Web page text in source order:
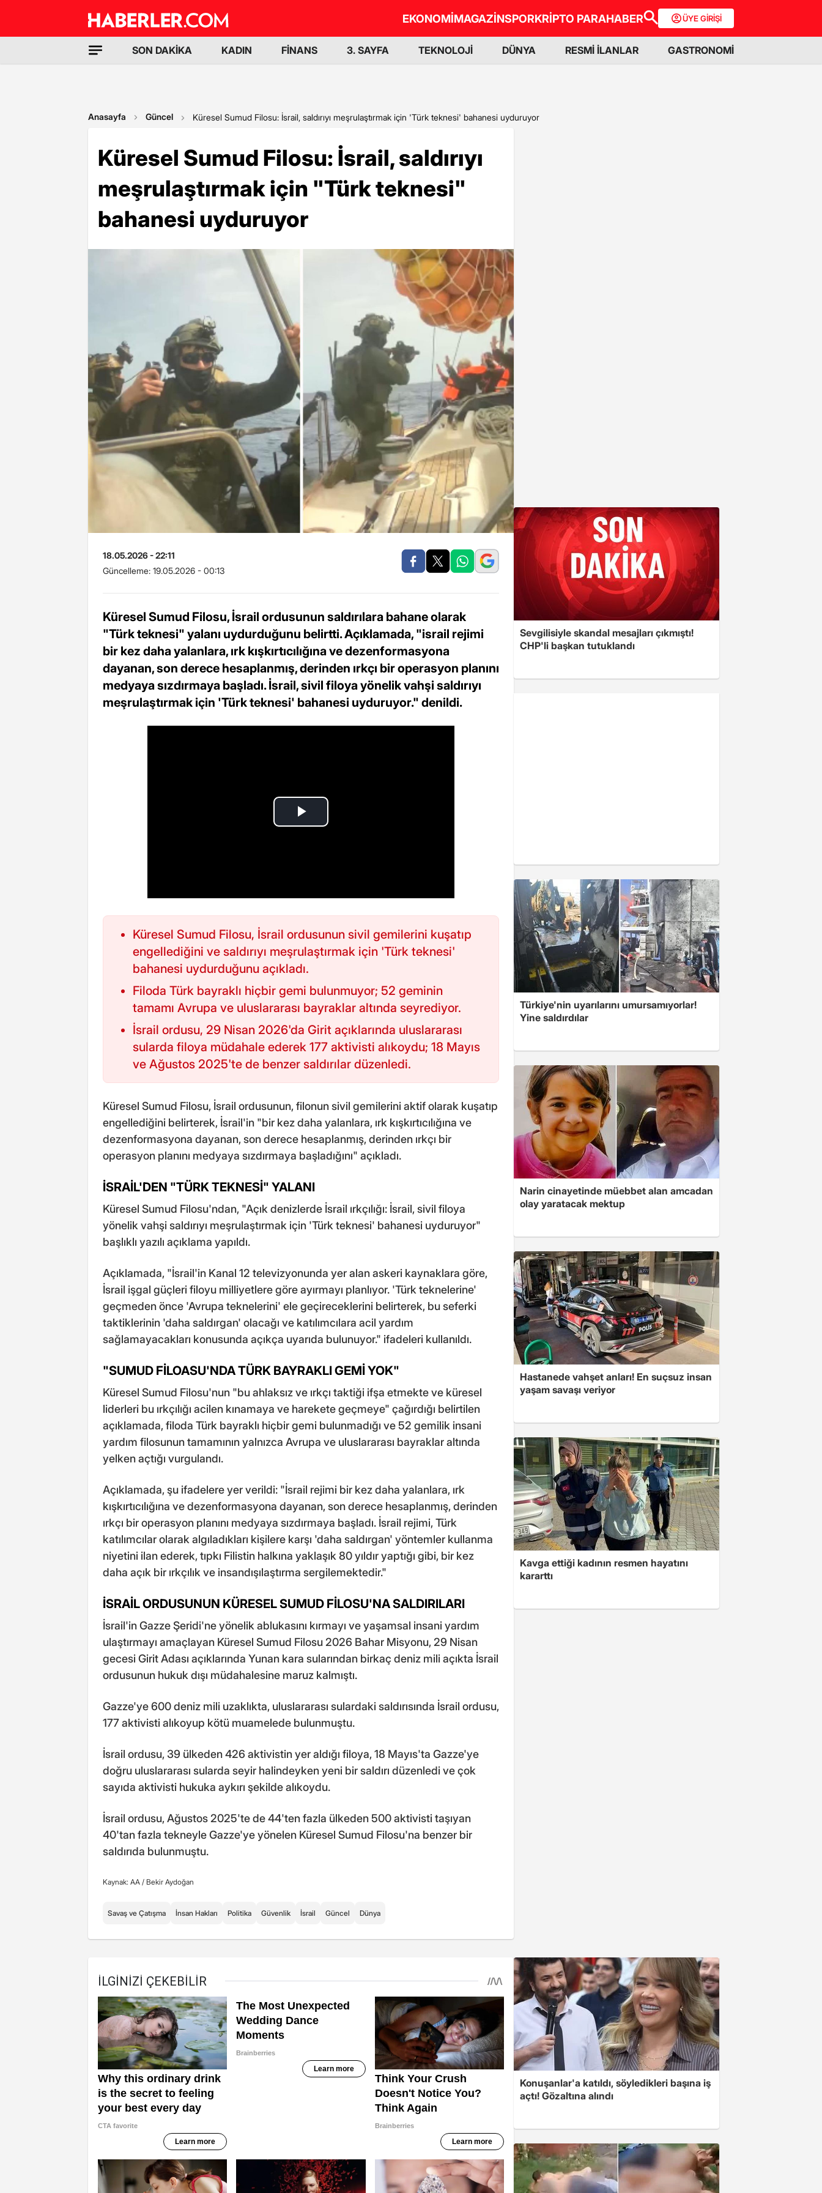
EKONOMİMAGAZİNSPORKRİPTO PARAHABER ÜYE GİRİŞİ
SON DAKİKA KADIN FİNANS 3. SAYFA TEKNOLOJİ DÜNYA RESMİ İLANLAR GASTRONOMİ
Anasayfa Güncel Küresel Sumud Filosu: İsrail, saldırıyı meşrulaştırmak için 'Türk teknesi' bahanesi uyduruyor
Küresel Sumud Filosu: İsrail, saldırıyı
meşrulaştırmak için "Türk teknesi"
bahanesi uyduruyor
18.05.2026 - 22:11
Güncelleme: 19.05.2026 - 00:13
Küresel Sumud Filosu, İsrail ordusunun saldırılara bahane olarak
"Türk teknesi" yalanı uydurduğunu belirtti. Açıklamada, "israil rejimi
bir kez daha yalanlara, ırk kışkırtıcılığına ve dezenformasyona
dayanan, son derece hesaplanmış, derinden ırkçı bir operasyon planını
medyaya sızdırmaya başladı. İsrail, sivil filoya yönelik vahşi saldırıyı
meşrulaştırmak için 'Türk teknesi' bahanesi uyduruyor." denildi.
Küresel Sumud Filosu, İsrail ordusunun sivil gemilerini kuşatıp
engellediğini ve saldırıyı meşrulaştırmak için 'Türk teknesi'
bahanesi uydurduğunu açıkladı.
Filoda Türk bayraklı hiçbir gemi bulunmuyor; 52 geminin
tamamı Avrupa ve uluslararası bayraklar altında seyrediyor.
İsrail ordusu, 29 Nisan 2026'da Girit açıklarında uluslararası
sularda filoya müdahale ederek 177 aktivisti alıkoydu; 18 Mayıs
ve Ağustos 2025'te de benzer saldırılar düzenledi.
Küresel Sumud Filosu, İsrail ordusunun, filonun sivil gemilerini aktif olarak kuşatıp
engellediğini belirterek, İsrail'in "bir kez daha yalanlara, ırk kışkırtıcılığına ve
dezenformasyona dayanan, son derece hesaplanmış, derinden ırkçı bir
operasyon planını medyaya sızdırmaya başladığını" açıkladı.
İSRAİL'DEN "TÜRK TEKNESİ" YALANI
Küresel Sumud Filosu'ndan, "Açık denizlerde İsrail ırkçılığı: İsrail, sivil filoya
yönelik vahşi saldırıyı meşrulaştırmak için 'Türk teknesi' bahanesi uyduruyor"
başlıklı yazılı açıklama yapıldı.
Açıklamada, "İsrail'in Kanal 12 televizyonunda yer alan askeri kaynaklara göre,
İsrail işgal güçleri filoyu milliyetlere göre ayırmayı planlıyor. 'Türk teknelerine'
geçmeden önce 'Avrupa teknelerini' ele geçireceklerini belirterek, bu seferki
taktiklerinin 'daha saldırgan' olacağı ve katılımcılara acil yardım
sağlamayacakları konusunda açıkça uyarıda bulunuyor." ifadeleri kullanıldı.
"SUMUD FİLOASU'NDA TÜRK BAYRAKLI GEMİ YOK"
Küresel Sumud Filosu'nun "bu ahlaksız ve ırkçı taktiği ifşa etmekte ve küresel
liderleri bu ırkçılığı acilen kınamaya ve harekete geçmeye" çağırdığı belirtilen
açıklamada, filoda Türk bayraklı hiçbir gemi bulunmadığı ve 52 gemilik insani
yardım filosunun tamamının yalnızca Avrupa ve uluslararası bayraklar altında
yelken açtığı vurgulandı.
Açıklamada, şu ifadelere yer verildi: "İsrail rejimi bir kez daha yalanlara, ırk
kışkırtıcılığına ve dezenformasyona dayanan, son derece hesaplanmış, derinden
ırkçı bir operasyon planını medyaya sızdırmaya başladı. İsrail rejimi, Türk
katılımcılar olarak algıladıkları kişilere karşı 'daha saldırgan' yöntemler kullanma
niyetini ilan ederek, tıpkı Filistin halkına yaklaşık 80 yıldır yaptığı gibi, bir kez
daha açık bir ırkçılık ve insandışılaştırma sergilemektedir."
İSRAİL ORDUSUNUN KÜRESEL SUMUD FİLOSU'NA SALDIRILARI
İsrail'in Gazze Şeridi'ne yönelik ablukasını kırmayı ve yaşamsal insani yardım
ulaştırmayı amaçlayan Küresel Sumud Filosu 2026 Bahar Misyonu, 29 Nisan
gecesi Girit Adası açıklarında Yunan kara sularından birkaç deniz mili açıkta İsrail
ordusunun hukuk dışı müdahalesine maruz kalmıştı.
Gazze'ye 600 deniz mili uzaklıkta, uluslararası sulardaki saldırısında İsrail ordusu,
177 aktivisti alıkoyup kötü muamelede bulunmuştu.
İsrail ordusu, 39 ülkeden 426 aktivistin yer aldığı filoya, 18 Mayıs'ta Gazze'ye
doğru uluslararası sularda seyir halindeyken yeni bir saldırı düzenledi ve çok
sayıda aktivisti hukuka aykırı şekilde alıkoydu.
İsrail ordusu, Ağustos 2025'te de 44'ten fazla ülkeden 500 aktivisti taşıyan
40'tan fazla tekneyle Gazze'ye yönelen Küresel Sumud Filosu'na benzer bir
saldırıda bulunmuştu.
Kaynak: AA / Bekir Aydoğan
Savaş ve Çatışma İnsan Hakları Politika Güvenlik İsrail Güncel Dünya
Sevgilisiyle skandal mesajları çıkmıştı!
CHP'li başkan tutuklandı
Türkiye'nin uyarılarını umursamıyorlar!
Yine saldırdılar
Narin cinayetinde müebbet alan amcadan
olay yaratacak mektup
Hastanede vahşet anları! En suçsuz insan
yaşam savaşı veriyor
Kavga ettiği kadının resmen hayatını
kararttı
Konuşanlar'a katıldı, söyledikleri başına iş
açtı! Gözaltına alındı